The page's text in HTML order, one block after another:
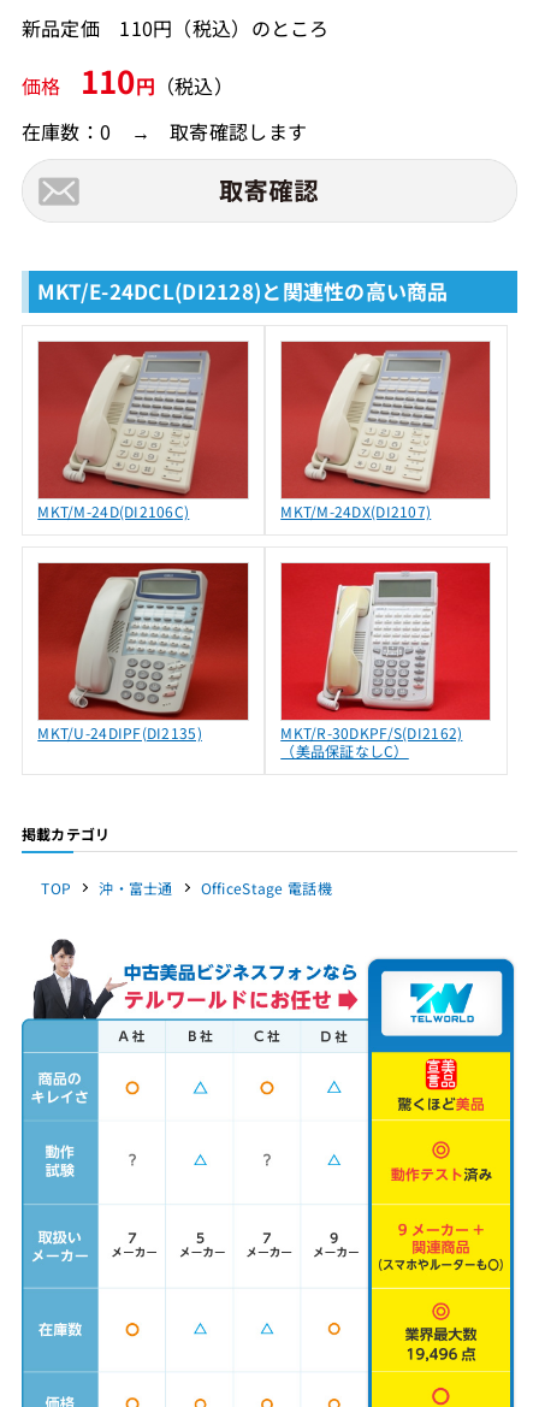
新品定価 110円（税込）のところ
価格 110円 （税込）
在庫数：0 → 取寄確認します
MKT/E-24DCL(DI2128)と関連性の高い商品
MKT/M-24D(DI2106C) MKT/M-24DX(DI2107)
MKT/U-24DIPF(DI2135)
MKT/R-30DKPF/S(DI2162)
（美品保証なしC）
掲載カテゴリ
TOP 沖・富士通 OfficeStage 電話機